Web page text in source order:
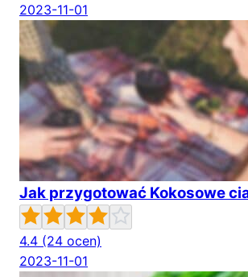
2023-11-01
Jak przygotować Kokosowe
4.4 (24 ocen)
2023-11-01